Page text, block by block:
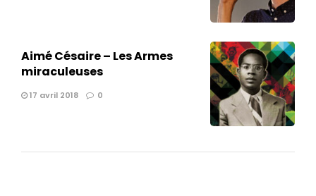
Aimé Césaire – Les Armes
miraculeuses
17 avril 2018 0